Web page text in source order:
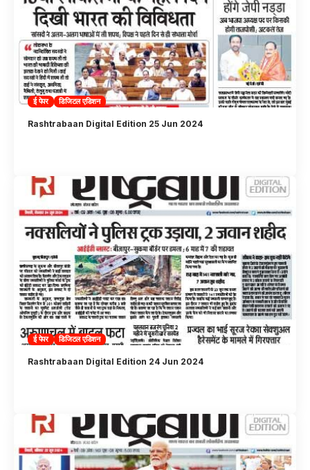
ई पेपर डिजिटल एडिशन
Rashtrabaan Digital Edition 25 Jun 2024
ई पेपर डिजिटल एडिशन
Rashtrabaan Digital Edition 24 Jun 2024